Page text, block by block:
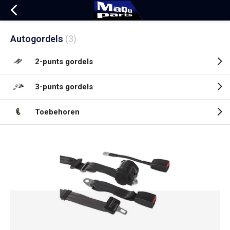
Autogordels (3)
2-punts gordels
3-punts gordels
Toebehoren